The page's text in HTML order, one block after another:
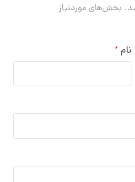
بخش‌های موردنیاز
نام *